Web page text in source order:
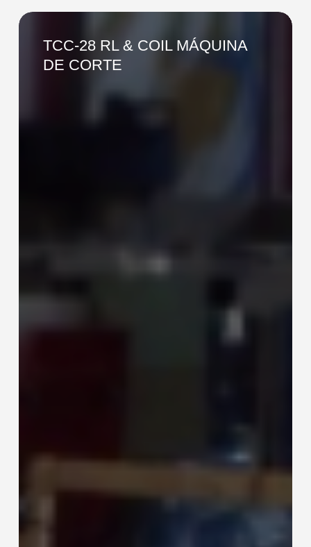
TCC-
TCC-28 RL & COIL MÁQUINA
DE CORTE